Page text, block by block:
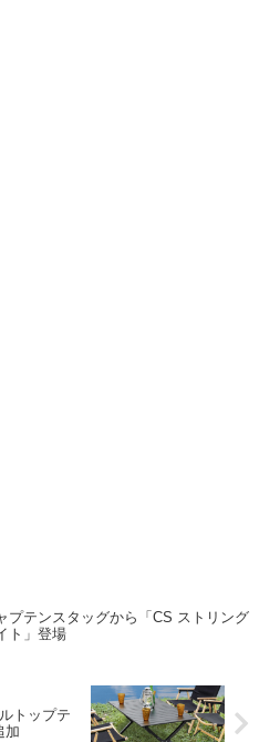
プテンスタッグから「CS ストリング
ト」登場
トップテ
加